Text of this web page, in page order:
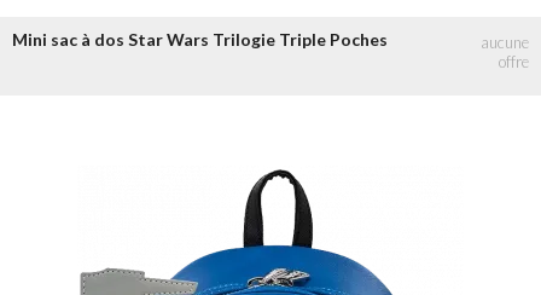
Mini sac à dos Star Wars Trilogie Triple Poches